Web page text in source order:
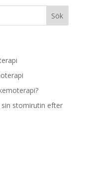
stomirutin efter